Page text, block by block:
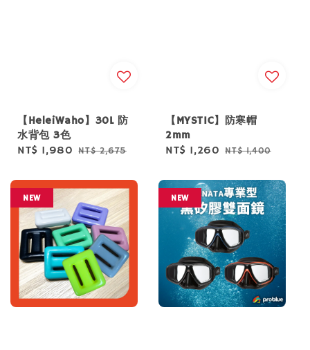
【HeleiWaho】30L 防
水背包 3色
Sale
NT$ 1,980 Regular
NT$ 2,675
【MYSTIC】防寒帽
2mm
Sale
NT$ 1,260 Regular
NT$ 1,400
NEW NEW